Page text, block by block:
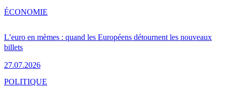
L’euro en mèmes : quand les Européens détournent les nouveaux
billets
27.07.2026
ÉCONOMIE
POLITIQUE